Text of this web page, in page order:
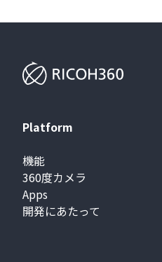
Platform
機能
360度カメラ
Apps
開発にあたって